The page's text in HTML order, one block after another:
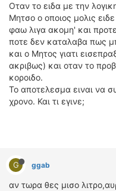
Οταν το ειδα με την
Μητσο ο οποιος μολις
φαω λιγα ακομη' και
ποτε δεν καταλαβα πως
και ο Μητος γιατι
ακριβως) και οταν το
κοροιδο.
Το αποτελεσμα ειναι να
χρονο. Και τι εγινε;
G ggab
αν τωρα θες μισο